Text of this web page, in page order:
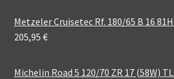
Metzeler Cruisetec Rf. 180/65 B 16
205,95 €
Michelin Road 5 120/70 ZR 17 (58W)